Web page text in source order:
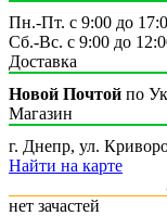
Пн.-Пт. с 9:00 до
Сб.-Вс. с 9:00 до
Доставка
Новой Почтой по
Магазин
г. Днепр, ул.
Найти на карте
нет зачастей